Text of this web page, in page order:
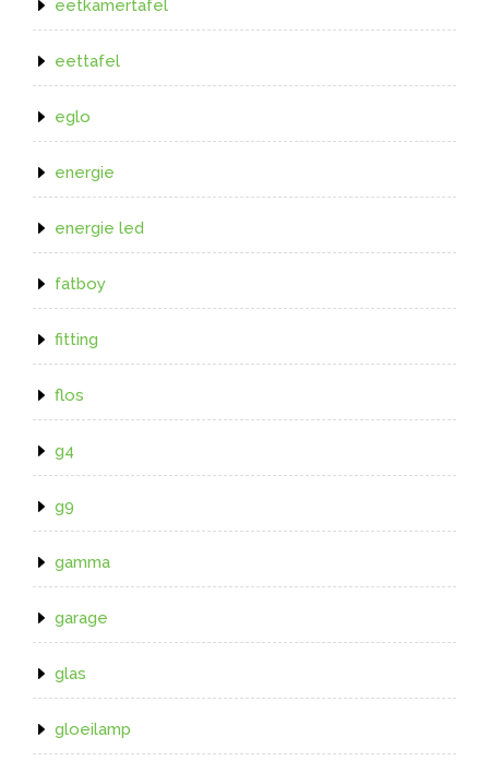
eetkamertafel
eettafel
eglo
energie
energie led
fatboy
fitting
flos
g4
g9
gamma
garage
glas
gloeilamp